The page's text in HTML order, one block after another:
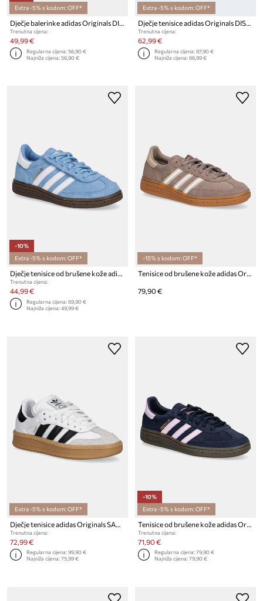
Extra -5% s kodom: OFF*
Dječje balerinke adidas Originals DISNEY SAMBA JANE
Trenutna cijena:
49,99 €
Regularna cijena:56,90 €
Najniža cijena:56,90 €
Extra -5% s kodom: OFF*
Dječje tenisice adidas Originals DISNEY SUPERSTAR LED LIGHTS
Trenutna cijena:
62,99 €
Regularna cijena:87,90 €
Najniža cijena:66,99 €
-10%
Extra -5% s kodom: OFF*
Dječje tenisice od brušene kože adidas Originals HANDBALL SPEZIAL
Trenutna cijena:
44,99 €
Regularna cijena:69,90 €
Najniža cijena:49,99 €
-15% s kodom: OFF*
Tenisice od brušene kože adidas Originals HANDBALL SPEZIAL
79,90 €
Extra -5% s kodom: OFF*
Trenutna cijena:
72,99 €
Regularna cijena:99,90 €
Najniža cijena:75,99 €
-10%
Extra -5% s kodom: OFF*
Trenutna cijena:
71,90 €
Regularna cijena:79,90 €
Najniža cijena:79,90 €